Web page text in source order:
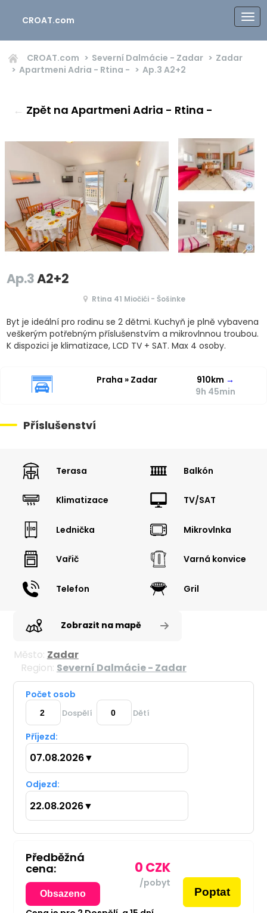
CROAT.com
CROAT.com Severní Dalmácie - Zadar
Zadar
Apartmeni Adria - Rtina -
Ap.3 A2+2
← Zpět na Apartmeni Adria - Rtina -
Ap.3A2+2
Rtina 41 Miočići - Šošinke
Byt je ideální pro rodinu se 2 dětmi. Kuchyň je plně vybavena
veškerým potřebným příslušenstvím a mikrovlnnou troubou.
K dispozici je klimatizace, LCD TV + SAT. Max 4 osoby.
Praha » Zadar 910km →
9h 45min
Příslušenství
Terasa Balkón
Klimatizace TV/SAT
Lednička Mikrovlnka
Vařič Varná konvice
Telefon Gril
Zobrazit na mapě
Město: Zadar
Region: Severní Dalmácie - Zadar
Počet osob
Dospělí Dětí
Příjezd:
07.08.2026▼
Odjezd:
22.08.2026▼
Předběžná
cena:
Obsazeno
0 CZK
/pobyt
Poptat